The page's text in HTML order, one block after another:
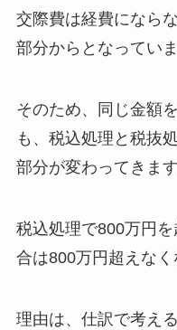
交際費は経費になら
部分からとなっていま
そのため、同じ金額
も、税込処理と税抜
部分が変わってきます
税込処理で800万円
合は800万円超えなく
理由は、仕訳で考え